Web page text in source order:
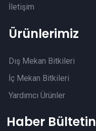
İletişim
Ürünlerimiz
Dış Mekan Bitkileri
İç Mekan Bitkileri
Yardımcı Ürünler
Haber Bültetin